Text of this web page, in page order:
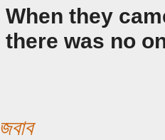
When they
there was no
জবাব